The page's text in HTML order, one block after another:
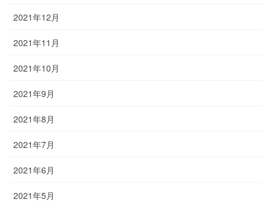
2021年12月
2021年11月
2021年10月
2021年9月
2021年8月
2021年7月
2021年6月
2021年5月